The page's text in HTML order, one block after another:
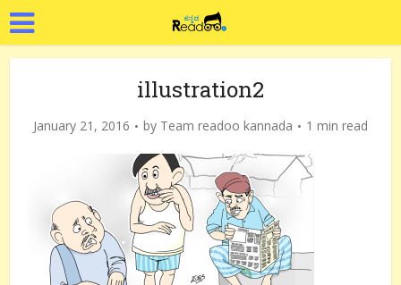
illustration2
January 21, 2016 by Team readoo kannada 1 min read